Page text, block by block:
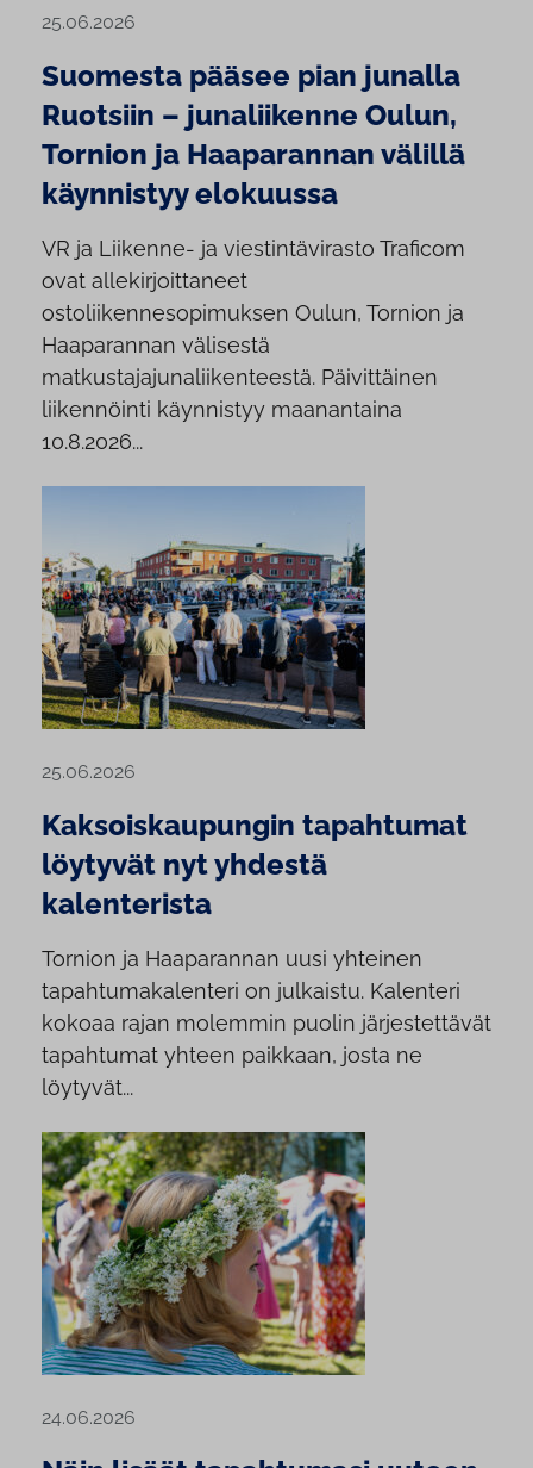
25.06.2026
Suomesta pääsee pian junalla
Ruotsiin – junaliikenne Oulun,
Tornion ja Haaparannan välillä
käynnistyy elokuussa
VR ja Liikenne- ja viestintävirasto Traficom
ovat allekirjoittaneet
ostoliikennesopimuksen Oulun, Tornion ja
Haaparannan välisestä
matkustajajunaliikenteestä. Päivittäinen
liikennöinti käynnistyy maanantaina
10.8.2026...
25.06.2026
Kaksoiskaupungin tapahtumat
löytyvät nyt yhdestä
kalenterista
Tornion ja Haaparannan uusi yhteinen
tapahtumakalenteri on julkaistu. Kalenteri
kokoaa rajan molemmin puolin järjestettävät
tapahtumat yhteen paikkaan, josta ne
löytyvät...
24.06.2026